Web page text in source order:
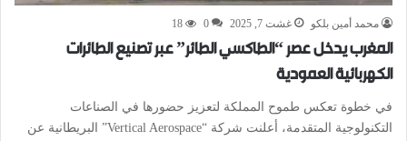
محمد أمين بلكو غشت 7, 2025 0
18
المغرب يدخل عصر “الطاكسي الطائر” عبر تصنيع الطائرات
الكهربائية العمودية
في خطوة تعكس طموح المملكة لتعزيز حضورها في الصناعات
التكنولوجية المتقدمة، أعلنت شركة “Vertical Aerospace” البريطانية عن